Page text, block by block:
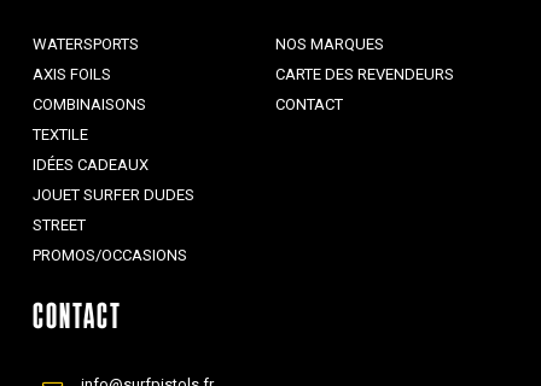
WATERSPORTS
AXIS FOILS
COMBINAISONS
TEXTILE
IDÉES CADEAUX
JOUET SURFER DUDES
STREET
PROMOS/OCCASIONS
NOS MARQUES
CARTE DES REVENDEURS
CONTACT
CONTACT